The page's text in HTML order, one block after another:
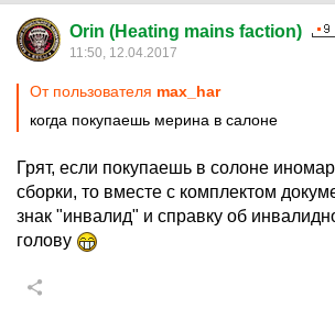
Orin (Heating mains faction)
11:50, 12.04.2017
От пользователя max_har
когда покупаешь мерина в салоне
Грят, если покупаешь в солоне
сборки, то вместе с комплектом
знак "инвалид" и справку об
голову